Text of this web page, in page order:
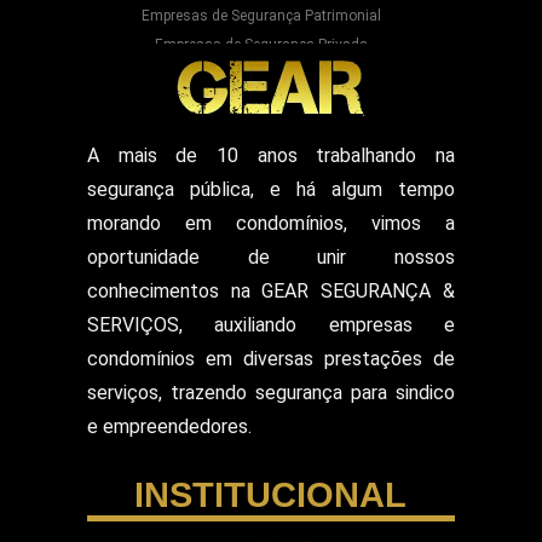
Empresas de Segurança Patrimonial
Empresas de Segurança Privada
Empresas Prestadoras de Serviços para
Condominios
Empresas Prestadoras de Serviços para Prédios
Prestação de Serviços de Recepção
Recepcionista Terceirizada
Segurança Particular Armado
Segurança Patrimonial E Monitoramento
Segurança Patrimonial em Hospitais
Segurança Patrimonial Eventos
Serviço de Escolta Armada
Empresa de Segurança em Mercado
Empresa de Segurança em Shopping Center
Serviço de Ronda com Viatura
Serviços de Portaria
Servicos Gerais Portaria
A mais de 10 anos trabalhando na
segurança pública, e há algum tempo
morando em condomínios, vimos a
oportunidade de unir nossos
conhecimentos na GEAR SEGURANÇA &
SERVIÇOS, auxiliando empresas e
condomínios em diversas prestações de
serviços, trazendo segurança para sindico
e empreendedores.
INSTITUCIONAL